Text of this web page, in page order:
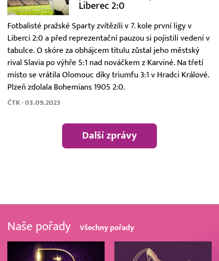
Liberec 2:0
Fotbalisté pražské Sparty zvítězili v 7. kole první ligy v
Liberci 2:0 a před reprezentační pauzou si pojistili vedení v
tabulce. O skóre za obhájcem titulu zůstal jeho městský
rival Slavia po výhře 5:1 nad nováčkem z Karviné. Na třetí
místo se vrátila Olomouc díky triumfu 3:1 v Hradci Králové.
Plzeň zdolala Bohemians 1905 2:0.
ČTK - 03.09.2023
Další zprávy
Naše pořady Všechny pořady